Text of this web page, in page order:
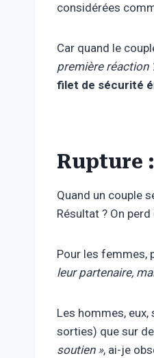
considérées
Car quand le
première réaction
filet de sécurité
Rupture
Quand un couple
Résultat ? On
Pour les femmes,
leur partenaire,
Les hommes,
sorties) que sur
soutien », ai-je